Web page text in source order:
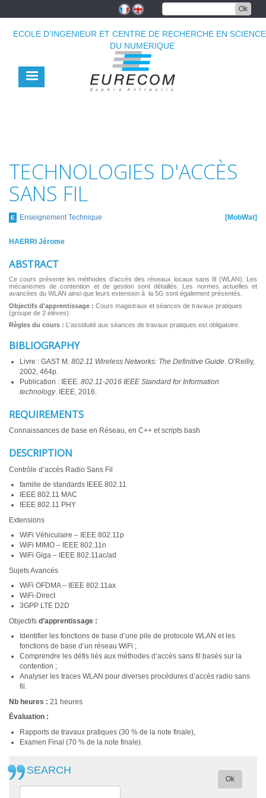
principal
Ok
ECOLE D'INGENIEUR ET CENTRE DE RECHERCHE EN
DU NUMERIQUE
TECHNOLOGIES D'ACCÈS
SANS FIL
E Enseignement Technique MobWat
HAERRI Jérome
ABSTRACT
Ce cours présente les méthodes d’accès des réseaux locaux sans fil (WLAN). Les
mécanismes de contention et de gestion sont détaillés. Les normes actuelles et
avancées du WLAN ainsi que leurs extension à la 5G sont également présentés.
Objectifs d'apprentissage : Cours magistraux et séances de travaux pratiques
(groupe de 2 élèves).
Règles du cours : L'assiduité aux séances de travaux pratiques est obligatoire.
BIBLIOGRAPHY
Livre : GAST M. 802.11 Wireless Networks: The Definitive Guide. O’Reilly,
2002, 464p.
Publication : IEEE. 802.11-2016 IEEE Standard for Information
technology. IEEE, 2016.
REQUIREMENTS
Connaissances de base en Réseau, en C++ et scripts bash
DESCRIPTION
Contrôle d’accès Radio Sans Fil
famille de standards IEEE 802.11
IEEE 802.11 MAC
IEEE 802.11 PHY
Extensions
WiFi Véhiculaire – IEEE 802.11p
WiFi MIMO – IEEE 802.11n
WiFi Giga – IEEE 802.11ac/ad
Sujets Avancés
WiFi OFDMA – IEEE 802.11ax
WiFi-Direct
3GPP LTE D2D
Objectifs d’apprentissage :
Identifier les fonctions de base d’une pile de protocole WLAN et les
fonctions de base d’un réseau WiFi ;
Comprendre les défis liés aux méthodes d’accès sans fil basés sur la
contention ;
Analyser les traces WLAN pour diverses procédures d’accès radio sans
fil.
Nb heures : 21 heures
Évaluation :
Rapports de travaux pratiques (30 % de la note finale),
Examen Final (70 % de la note finale).
SEARCH
Ok